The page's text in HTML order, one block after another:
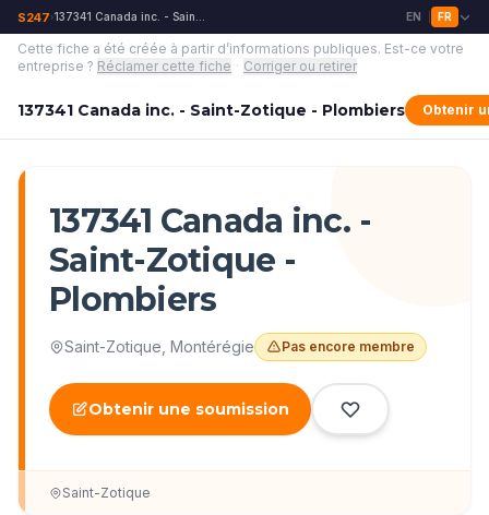
S247›137341 Canada inc. - Saint-Zotique - Plombiers EN FR
Cette fiche a été créée à partir d’informations publiques. Est-ce votre
entreprise ? Réclamer cette fiche · Corriger ou retirer
137341 Canada inc. - Saint-Zotique - Plombiers Obtenir
137341 Canada inc. -
Saint-Zotique -
Plombiers
Saint-Zotique Montérégie Pas encore membre
Obtenir une soumission
Saint-Zotique